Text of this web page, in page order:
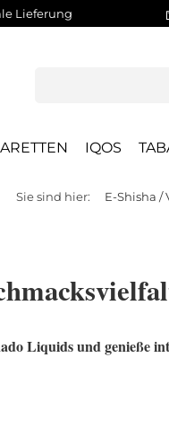
Lieferung
IQOS
Sie sind hier: E-Shisha /
Liquids und genieße